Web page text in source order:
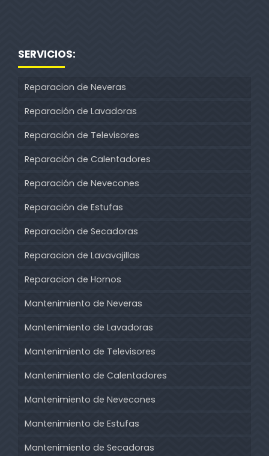
SERVICIOS:
Reparacion de Neveras
Reparación de Lavadoras
Reparación de Televisores
Reparación de Calentadores
Reparación de Nevecones
Reparación de Estufas
Reparación de Secadoras
Reparacion de Lavavajillas
Reparacion de Hornos
Mantenimiento de Neveras
Mantenimiento de Lavadoras
Mantenimiento de Televisores
Mantenimiento de Calentadores
Mantenimiento de Nevecones
Mantenimiento de Estufas
Mantenimiento de Secadoras